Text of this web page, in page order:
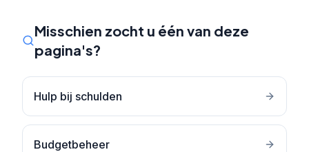
Misschien zocht u één van deze
pagina's?
Hulp bij schulden
Budgetbeheer